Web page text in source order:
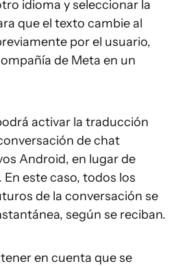
idioma y seleccionar la
que el texto cambie al
por el usuario,
de Meta en un
activar la traducción
de chat
Android, en lugar de
este caso, todos los
de la conversación se
según se reciban.
en cuenta que se